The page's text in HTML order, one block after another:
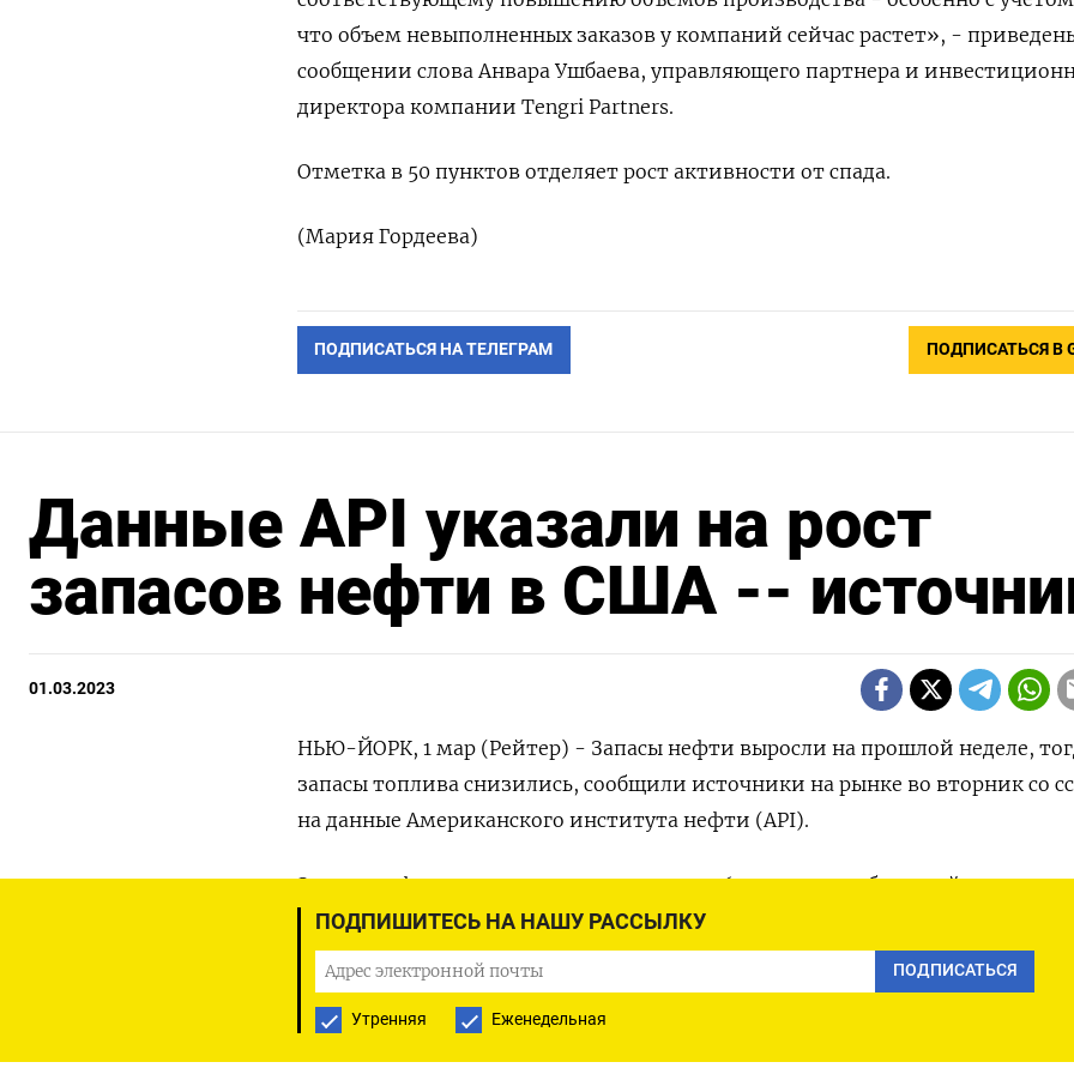
ПОДПИШИТЕСЬ НА НАШУ РАССЫЛКУ
ПОДПИСАТЬСЯ
Утренняя Еженедельная
что объем невыполненных заказов у компаний сейчас растет», -
сообщении слова Анвара Ушбаева, управляющего партнера и
директора компании Tengri Partners.
Отметка в 50 пунктов отделяет рост активности от спада.
(Мария Гордеева)
ПОДПИСАТЬСЯ НА ТЕЛЕГРАМ ПОДПИСАТЬСЯ В
Данные API указали на рост
запасов нефти в США --
01.03.2023
НЬЮ-ЙОРК, 1 мар (Рейтер) - Запасы нефти выросли на прошлой неделе,
запасы топлива снизились, сообщили источники на рынке во вторник со
на данные Американского института нефти (API).
Запасы нефти увеличились примерно на 6,2 миллиона баррелей за неделю,
закончившуюся 24 февраля. Запасы бензина сократились примерно на 1,8
миллиона баррелей, тогда как запасы дистиллятов уменьшились примерно
340.000 баррелей, указали источники, говорившие на условиях
Оригинал сообщения на английском языке доступен по коду (Стефани